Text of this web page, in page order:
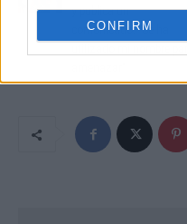
CONFIRM
y publica un
comunicado: "Se ha